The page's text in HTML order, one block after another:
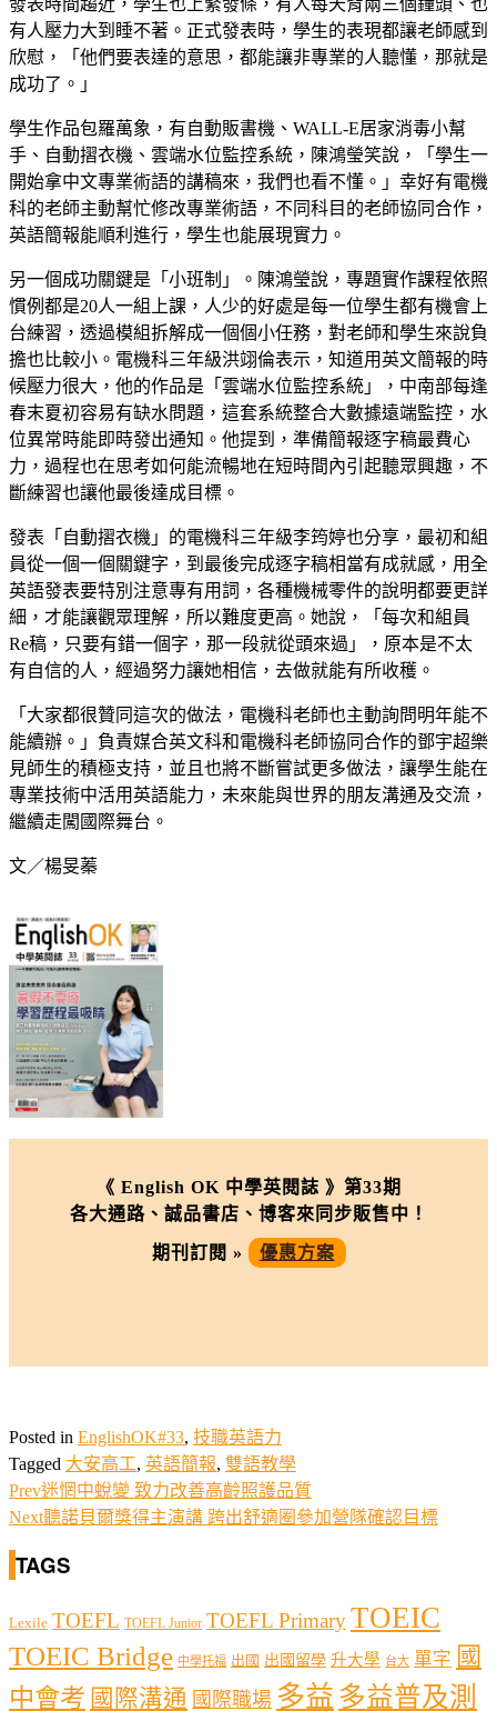
發表時間趨近，學生也上緊發條，有人每天背兩三個鐘頭、也
有人壓力大到睡不著。正式發表時，學生的表現都讓老師感到
欣慰，「他們要表達的意思，都能讓非專業的人聽懂，那就是
成功了。」
學生作品包羅萬象，有自動販書機、WALL-E居家消毒小幫
手、自動摺衣機、雲端水位監控系統，陳鴻瑩笑說，「學生一
開始拿中文專業術語的講稿來，我們也看不懂。」幸好有電機
科的老師主動幫忙修改專業術語，不同科目的老師協同合作，
英語簡報能順利進行，學生也能展現實力。
另一個成功關鍵是「小班制」。陳鴻瑩說，專題實作課程依照
慣例都是20人一組上課，人少的好處是每一位學生都有機會上
台練習，透過模組拆解成一個個小任務，對老師和學生來說負
擔也比較小。電機科三年級洪翊倫表示，知道用英文簡報的時
候壓力很大，他的作品是「雲端水位監控系統」，中南部每逢
春末夏初容易有缺水問題，這套系統整合大數據遠端監控，水
位異常時能即時發出通知。他提到，準備簡報逐字稿最費心
力，過程也在思考如何能流暢地在短時間內引起聽眾興趣，不
斷練習也讓他最後達成目標。
發表「自動摺衣機」的電機科三年級李筠婷也分享，最初和組
員從一個一個關鍵字，到最後完成逐字稿相當有成就感，用全
英語發表要特別注意專有用詞，各種機械零件的說明都要更詳
細，才能讓觀眾理解，所以難度更高。她說，「每次和組員
Re稿，只要有錯一個字，那一段就從頭來過」，原本是不太
有自信的人，經過努力讓她相信，去做就能有所收穫。
「大家都很贊同這次的做法，電機科老師也主動詢問明年能不
能續辦。」負責媒合英文科和電機科老師協同合作的鄧宇超樂
見師生的積極支持，並且也將不斷嘗試更多做法，讓學生能在
專業技術中活用英語能力，未來能與世界的朋友溝通及交流，
繼續走闖國際舞台。
文／楊旻蓁
《 English OK 中學英閱誌 》第33期
各大通路、誠品書店、博客來同步販售中！
期刊訂閱 » 優惠方案
Posted in EnglishOK#33, 技職英語力
Tagged 大安高工, 英語簡報, 雙語教學
Prev迷惘中蛻變 致力改善高齡照護品質
Next聽諾貝爾獎得主演講 跨出舒適圈參加營隊確認目標
TAGS
Lexile TOEFL TOEFL Junior TOEFL PrimaryTOEIC
TOEIC Bridge 中學托福 出國 出國留學 升大學 台大 單字 國
中會考 國際溝通 國際職場 多益 多益普及測